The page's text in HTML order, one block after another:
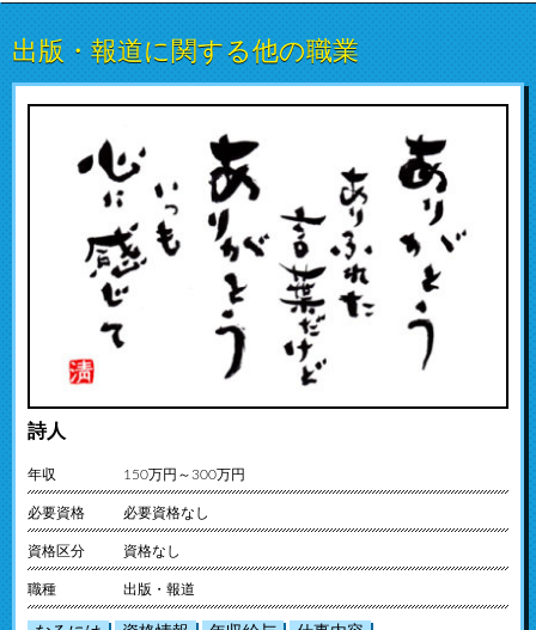
出版・報道に関する他の職業
詩人
年収 150万円～300万円
必要資格 必要資格なし
資格区分 資格なし
職種 出版・報道